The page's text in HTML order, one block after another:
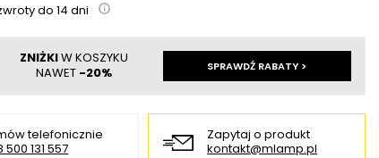
do 14 dni
ZNIŻKIW KOSZYKU
NAWET -20% SPRAWDŹ RABATY >
telefonicznie
500 131 557
Zapytaj o produkt
kontakt@mlamp.pl